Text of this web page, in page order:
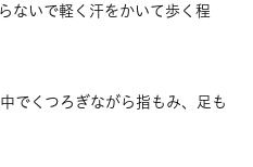
で軽く汗をかいて歩く程
でくつろぎながら指もみ、足も